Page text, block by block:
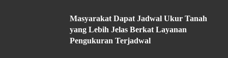
Masyarakat Dapat Jadwal Ukur Tanah
yang Lebih Jelas Berkat Layanan
Pengukuran Terjadwal